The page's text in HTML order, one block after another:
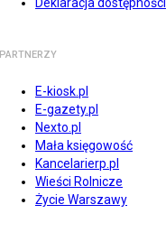
PARTNERZY
E-kiosk.pl
E-gazety.pl
Nexto.pl
Mała księgowość
Kancelarierp.pl
Wieści Rolnicze
Życie Warszawy